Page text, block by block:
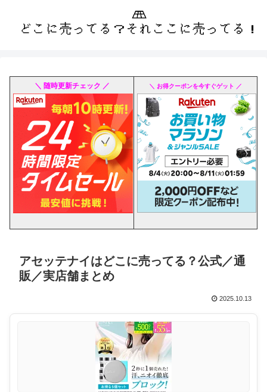
＼ 随時更新チェック ／ ＼ お得クーポンを今すぐゲット ／
アセッテナイはどこに売ってる？公式／通
販／実店舗まとめ
2025.10.13